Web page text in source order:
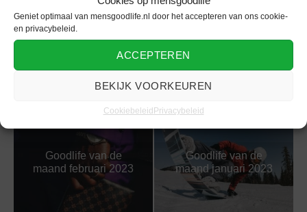
Geniet optimaal van mensgoodlife.nl door het accepteren van ons cookie-
en privacybeleid.
ACCEPTEREN
BEKIJK VOORKEUREN
Cookiebeleid Privacybeleid
Deze inspirerende
TED Talks zetten je
aan het denken
Een uniek kaartje voor
Goodlife van de
maand februari 2023
Goodlife van de
maand januari 2023